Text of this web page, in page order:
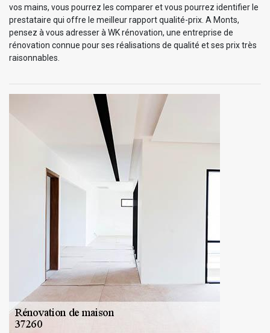
vos mains, vous pourrez les comparer et vous pourrez identifier le
prestataire qui offre le meilleur rapport qualité-prix. A Monts,
pensez à vous adresser à WK rénovation, une entreprise de
rénovation connue pour ses réalisations de qualité et ses prix très
raisonnables.